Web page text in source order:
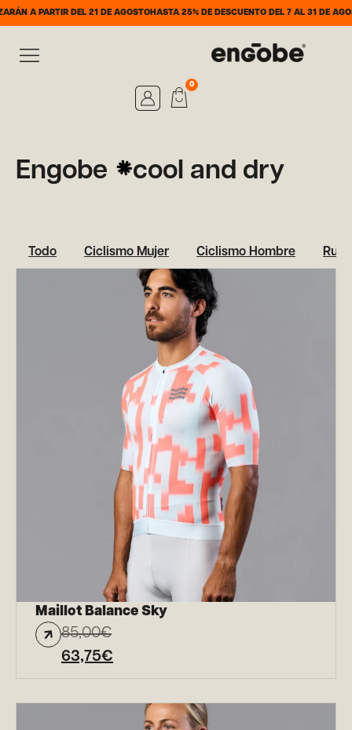
A PARTIR DEL 21 DE AGOSTOHASTA 25% DE DESCUENTO DEL 7 AL 31 DE AGOSTO
0
Engobe cool and dry
Todo Ciclismo Mujer Ciclismo Hombre
Maillot Balance Sky
85,00€
63,75€